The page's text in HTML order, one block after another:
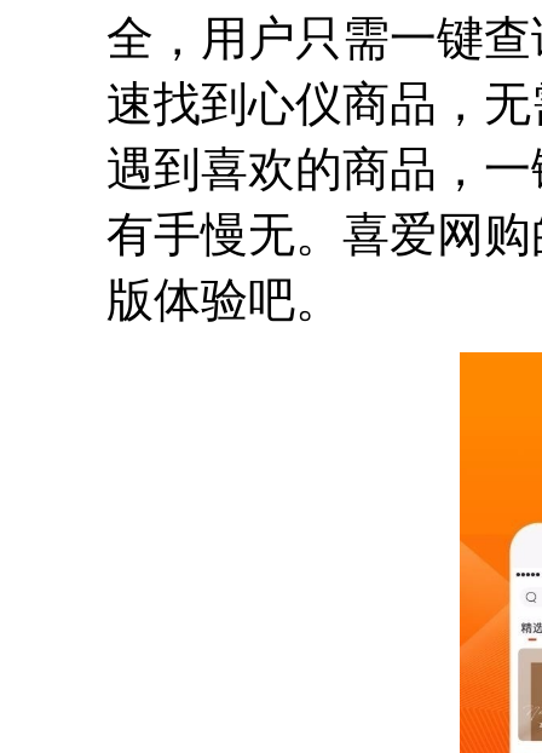
全，用户只需一键
速找到心仪商品，
遇到喜欢的商品，
有手慢无。喜爱网
版体验吧。